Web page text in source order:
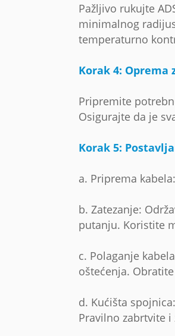
Pažljivo rukujte
minimalnog
temperaturno
Korak 4: Oprema
Pripremite
Osigurajte da je
Korak 5:
a. Priprema
b. Zatezanje:
putanju. Koristite
c. Polaganje
oštećenja.
d. Kućišta
Pravilno zabrtvite